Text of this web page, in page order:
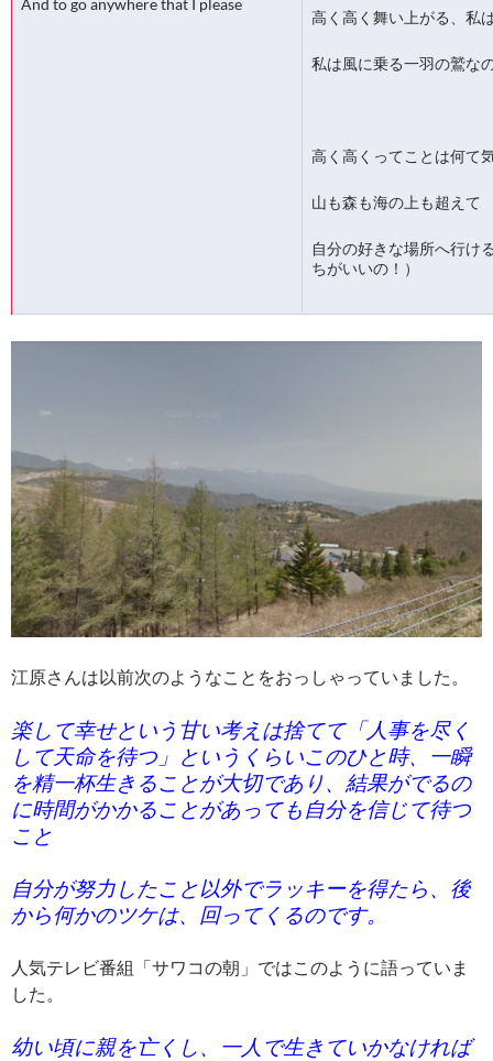
高く高く舞い上がる、私
私は風に乗る一羽の鷲な
高く高くってことは何て
山も森も海の上も超えて
自分の好きな場所へ行け
ちがいいの！）
江原さんは以前次のようなことをおっしゃっていました。
楽して幸せという甘い考えは捨てて「人事を尽く
して天命を待つ」というくらいこのひと時、一瞬
を精一杯生きることが大切であり、結果がでるの
に時間がかかることがあっても自分を信じて待つ
こと
自分が努力したこと以外でラッキーを得たら、後
から何かのツケは、回ってくるのです。
人気テレビ番組「サワコの朝」ではこのように語っていま
した。
幼い頃に親を亡くし、一人で生きていかなければ